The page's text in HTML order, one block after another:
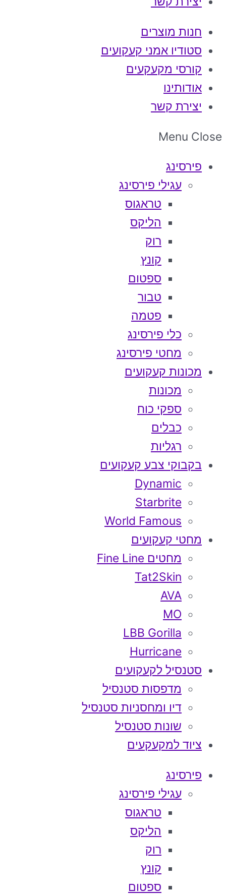
חנות מוצרים
סטודיו אמני קעקועים
קורסי מקעקעים
אודותינו
יצירת קשר
Menu Close
פירסינג
עגילי פירסינג
טראגוס
הליקס
רוק
קונץ
ספטום
טבור
פטמה
כלי פירסינג
מחטי פירסינג
מכונות קעקועים
מכונות
ספקי כוח
כבלים
רגליות
בקבוקי צבע קעקועים
Dynamic
Starbrite
World Famous
מחטי קעקועים
מחטים Fine Line
Tat2Skin
AVA
MO
LBB Gorilla
Hurricane
סטנסיל לקעקועים
מדפסות סטנסיל
דיו ומחסניות סטנסיל
שונות סטנסיל
ציוד למקעקעים
פירסינג
עגילי פירסינג
טראגוס
הליקס
רוק
קונץ
ספטום